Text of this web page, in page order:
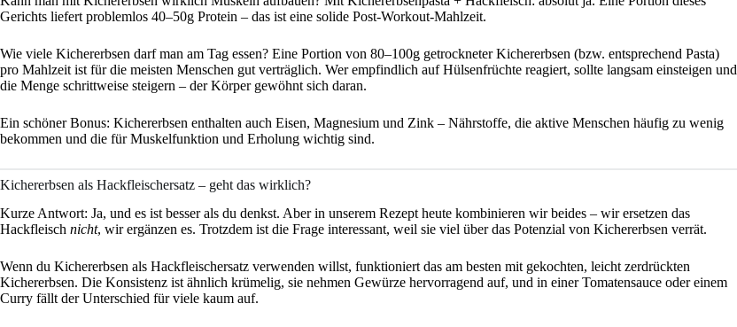
Gerichts liefert problemlos 40–50g Protein – das ist eine solide Post-Workout-Mahlzeit.
Wie viele Kichererbsen darf man am Tag essen? Eine Portion von 80–100g getrockneter Kichererbsen (bzw. entsprechend Pasta)
pro Mahlzeit ist für die meisten Menschen gut verträglich. Wer empfindlich auf Hülsenfrüchte reagiert, sollte langsam einsteigen und
die Menge schrittweise steigern – der Körper gewöhnt sich daran.
Ein schöner Bonus: Kichererbsen enthalten auch Eisen, Magnesium und Zink – Nährstoffe, die aktive Menschen häufig zu wenig
bekommen und die für Muskelfunktion und Erholung wichtig sind.
Kichererbsen als Hackfleischersatz – geht das wirklich?
Kurze Antwort: Ja, und es ist besser als du denkst. Aber in unserem Rezept heute kombinieren wir beides – wir ersetzen das
Hackfleisch nicht, wir ergänzen es. Trotzdem ist die Frage interessant, weil sie viel über das Potenzial von Kichererbsen verrät.
Wenn du Kichererbsen als Hackfleischersatz verwenden willst, funktioniert das am besten mit gekochten, leicht zerdrückten
Kichererbsen. Die Konsistenz ist ähnlich krümelig, sie nehmen Gewürze hervorragend auf, und in einer Tomatensauce oder einem
Curry fällt der Unterschied für viele kaum auf.